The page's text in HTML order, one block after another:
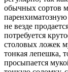
обычных сортов
не везде
потребуется
столовых ложек
тонкая лепешка,
просыпается